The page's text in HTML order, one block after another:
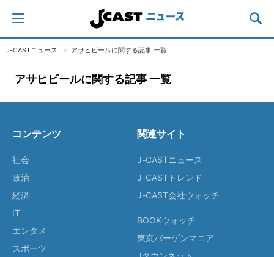
J-CASTニュース アサヒビールに関する記事 一覧
アサヒビールに関する記事 一覧
コンテンツ
社会
政治
経済
IT
エンタメ
スポーツ
関連サイト
J-CASTニュース
J-CASTトレンド
J-CAST会社ウォッチ
BOOKウォッチ
東京バーゲンマニア